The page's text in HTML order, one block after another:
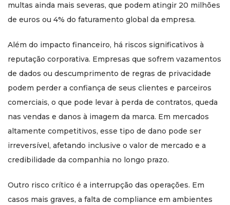
multas ainda mais severas, que podem atingir 20 milhões
de euros ou 4% do faturamento global da empresa.
Além do impacto financeiro, há riscos significativos à
reputação corporativa. Empresas que sofrem vazamentos
de dados ou descumprimento de regras de privacidade
podem perder a confiança de seus clientes e parceiros
comerciais, o que pode levar à perda de contratos, queda
nas vendas e danos à imagem da marca. Em mercados
altamente competitivos, esse tipo de dano pode ser
irreversível, afetando inclusive o valor de mercado e a
credibilidade da companhia no longo prazo.
Outro risco crítico é a interrupção das operações. Em
casos mais graves, a falta de compliance em ambientes